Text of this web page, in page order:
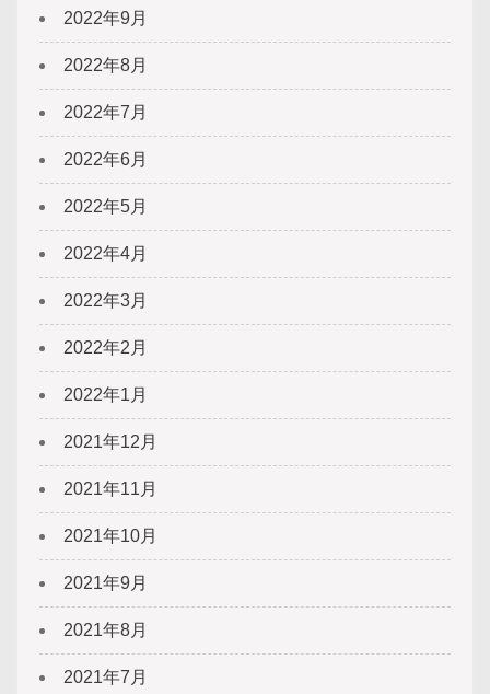
2022年9月
2022年8月
2022年7月
2022年6月
2022年5月
2022年4月
2022年3月
2022年2月
2022年1月
2021年12月
2021年11月
2021年10月
2021年9月
2021年8月
2021年7月